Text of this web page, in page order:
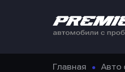
Главная Авто